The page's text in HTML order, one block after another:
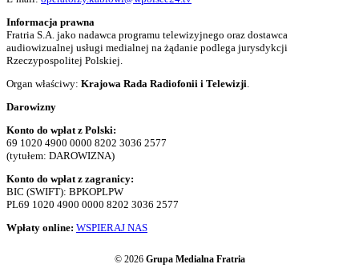
Informacja prawna
Fratria S.A. jako nadawca programu telewizyjnego oraz dostawca
audiowizualnej usługi medialnej na żądanie podlega jurysdykcji
Rzeczypospolitej Polskiej.
Organ właściwy: Krajowa Rada Radiofonii i Telewizji.
Darowizny
Konto do wpłat z Polski:
69 1020 4900 0000 8202 3036 2577
(tytułem: DAROWIZNA)
Konto do wpłat z zagranicy:
BIC (SWIFT): BPKOPLPW
PL69 1020 4900 0000 8202 3036 2577
Wpłaty online: WSPIERAJ NAS
© 2026 Grupa Medialna Fratria